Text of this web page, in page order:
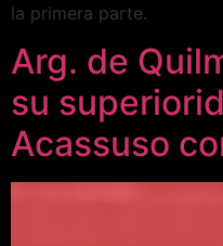
la primera parte.
Arg. de
su
Acassuso